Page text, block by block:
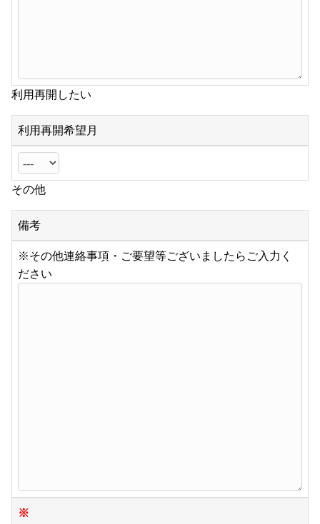
利用再開したい
利用再開希望月
その他
備考
※その他連絡事項・ご要望等ございましたらご入力く
ださい
※